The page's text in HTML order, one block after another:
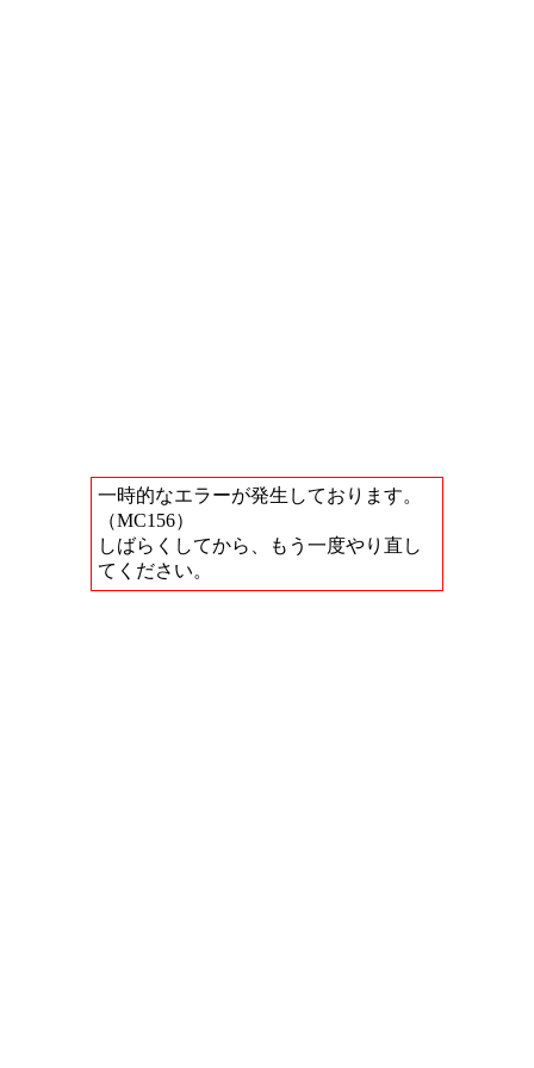
一時的なエラーが発生しております。
（MC156）
しばらくしてから、もう一度やり直し
てください。